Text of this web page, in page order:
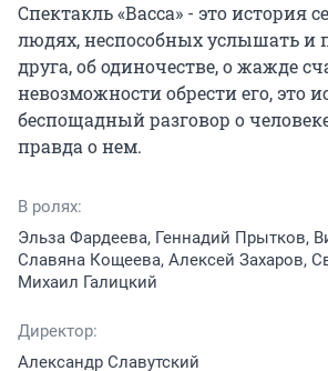
Спектакль «Васса» - это история
людях, неспособных услышать и
друга, об одиночестве, о жажде
невозможности обрести его, это
беспощадный разговор о
правда о нем.
В ролях:
Эльза Фардеева, Геннадий Прытков,
Славяна Кощеева, Алексей Захаров,
Михаил Галицкий
Директор:
Александр Славутский